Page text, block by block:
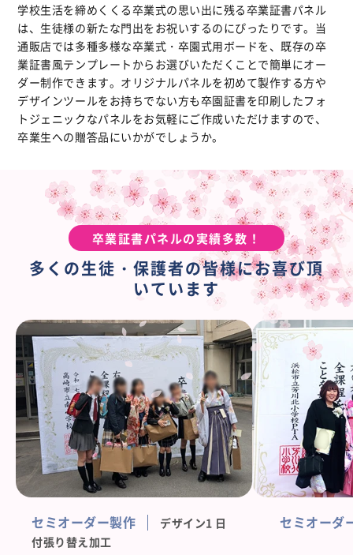
学校生活を締めくくる卒業式の思い出に残る卒業証書パネル
は、生徒様の新たな門出をお祝いするのにぴったりです。当
通販店では多種多様な卒業式・卒園式用ボードを、既存の卒
業証書風テンプレートからお選びいただくことで簡単にオー
ダー制作できます。オリジナルパネルを初めて製作する方や
デザインツールをお持ちでない方も卒園証書を印刷したフォ
トジェニックなパネルをお気軽にご作成いただけますので、
卒業生への贈答品にいかがでしょうか。
卒業証書パネルの実績多数！
多くの生徒・保護者の皆様にお喜び頂
いています
セミオーダー製作
デザイン1 日
付張り替え加工
セミオーダ